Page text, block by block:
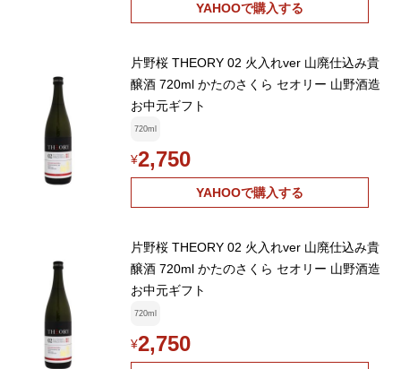
YAHOOで購入する
片野桜 THEORY 02 火入れver 山廃仕込み貴
醸酒 720ml かたのさくら セオリー 山野酒造
お中元ギフト
720ml
¥2,750
YAHOOで購入する
片野桜 THEORY 02 火入れver 山廃仕込み貴
醸酒 720ml かたのさくら セオリー 山野酒造
お中元ギフト
720ml
¥2,750